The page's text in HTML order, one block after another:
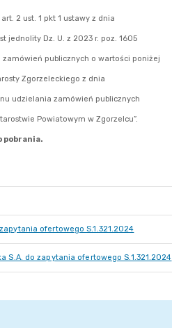
ofertowego S.1.321.2024
S.A. do zapytania ofertowego S.1.321.2024